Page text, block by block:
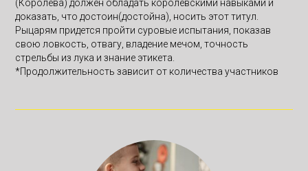
(Королева) должен обладать королевскими навыками и
доказать, что достоин(достойна), носить этот титул.
Рыцарям придется пройти суровые испытания, показав
свою ловкость, отвагу, владение мечом, точность
стрельбы из лука и знание этикета.
*Продолжительность зависит от количества участников